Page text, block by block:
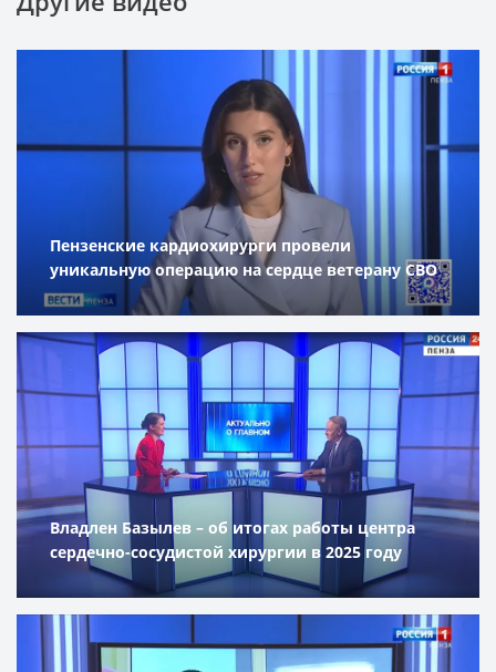
Пензенские кардиохирурги провели
уникальную операцию на сердце ветерану СВО
Владлен Базылев – об итогах работы центра
сердечно-сосудистой хирургии в 2025 году